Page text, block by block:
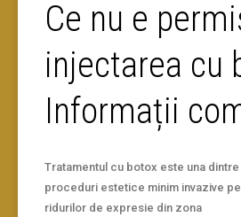
Ce nu e
injectarea cu
Informații
Tratamentul cu botox este una
proceduri estetice minim invazive
ridurilor de expresie din zona